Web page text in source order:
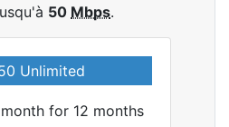
50 Mbps.
Unlimited
for 12 months